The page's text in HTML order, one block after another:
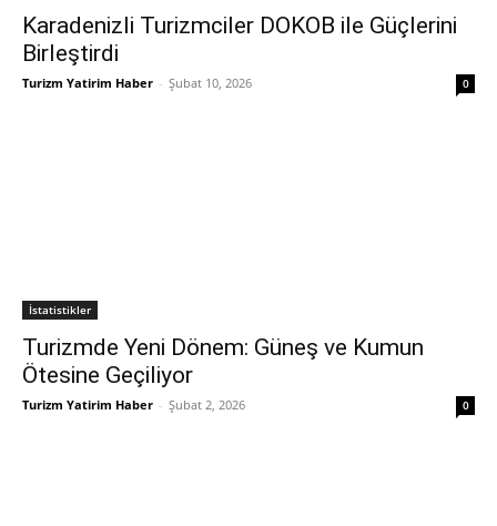
Karadenizli Turizmciler DOKOB ile Güçlerini
Birleştirdi
Turizm Yatirim Haber - Şubat 10, 2026 0
İstatistikler
Turizmde Yeni Dönem: Güneş ve Kumun
Ötesine Geçiliyor
Turizm Yatirim Haber - Şubat 2, 2026 0